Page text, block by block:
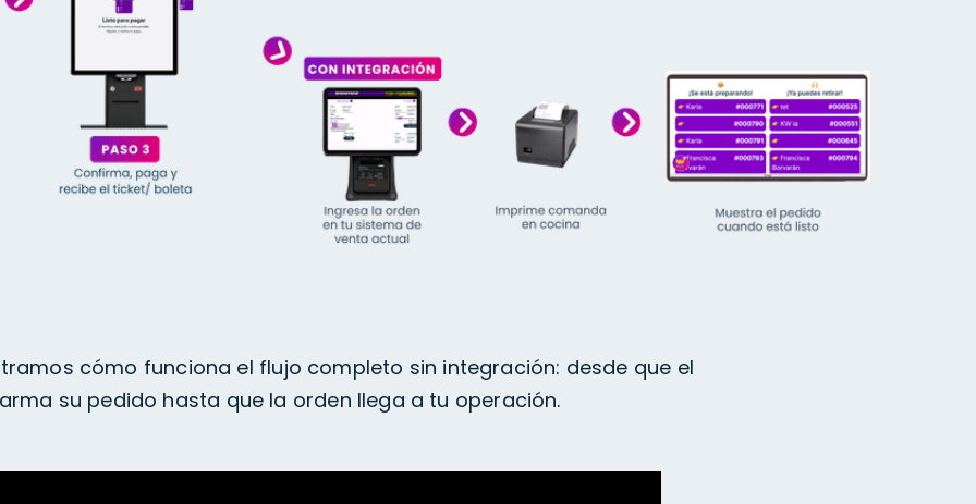
cómo funciona el flujo completo sin integración: desde que el
su pedido hasta que la orden llega a tu operación.